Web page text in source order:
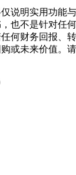
说明实用功能
也不是针对任
何财务回报、
或未来价值。